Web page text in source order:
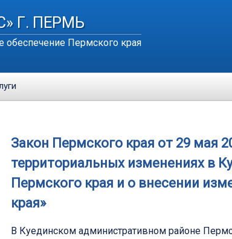
Г. ПЕРМЬ
Пермского края
Закон Пермского края от 29 мая
территориальных изменениях в
Пермского края и о внесении
края»
В Куединском административном районе